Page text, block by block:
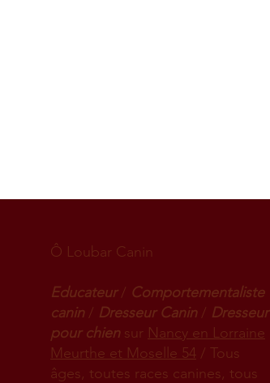
Ô Loubar Canin
Educateur/ Comportementaliste
canin/ Dresseur Canin/ Dresseur
pour chien sur Nancy en Lorraine
Meurthe et Moselle 54 / Tous
âges, toutes races canines, tous